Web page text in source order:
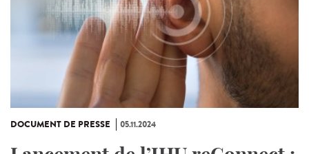
DOCUMENT DE PRESSE 05.11.2024